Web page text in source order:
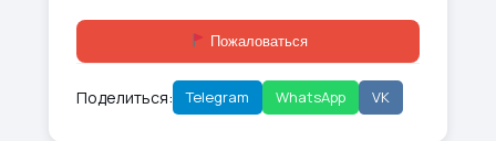
Пожаловаться
Поделиться: Telegram WhatsApp VK